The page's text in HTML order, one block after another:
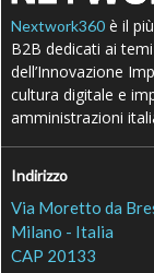
Nextwork360 è il
B2B dedicati ai
dell’Innovazione
cultura digitale e
amministrazioni
Indirizzo
Via Moretto da
Milano - Italia
CAP 20133